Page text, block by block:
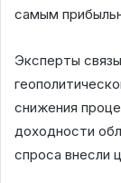
самым
Эксперты
снижения
доходности
спроса внесли